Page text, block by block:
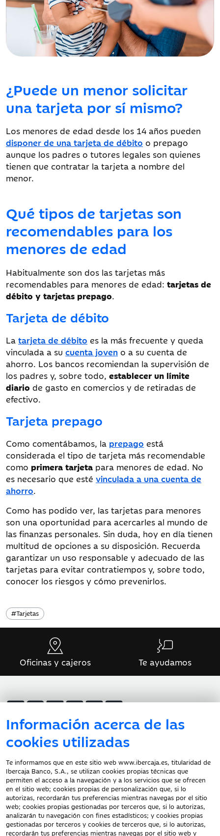
¿Puede un menor solicitar
una tarjeta por sí mismo?
Los menores de edad desde los 14 años pueden
disponer de una tarjeta de débito o prepago
aunque los padres o tutores legales son quienes
tienen que contratar la tarjeta a nombre del
menor.
Qué tipos de tarjetas son
recomendables para los
menores de edad
Habitualmente son dos las tarjetas más
recomendables para menores de edad: tarjetas de
débito y tarjetas prepago.
Tarjeta de débito
La tarjeta de débito es la más frecuente y queda
vinculada a su cuenta joven o a su cuenta de
ahorro. Los bancos recomiendan la supervisión de
los padres y, sobre todo, establecer un límite
diario de gasto en comercios y de retiradas de
efectivo.
Tarjeta prepago
Como comentábamos, la prepago está
considerada el tipo de tarjeta más recomendable
como primera tarjeta para menores de edad. No
es necesario que esté vinculada a una cuenta de
ahorro.
Como has podido ver, las tarjetas para menores
son una oportunidad para acercarles al mundo de
las finanzas personales. Sin duda, hoy en día tienen
multitud de opciones a su disposición. Recuerda
garantizar un uso responsable y adecuado de las
tarjetas para evitar contratiempos y, sobre todo,
conocer los riesgos y cómo prevenirlos.
Tarjetas
#
Información acerca de las
cookies utilizadas
Te informamos que en este sitio web www.ibercaja.es, titularidad de
Ibercaja Banco, S.A., se utilizan cookies propias técnicas que
permiten el acceso a la navegación y a los servicios que se ofrecen
en el sitio web; cookies propias de personalización que, si lo
autorizas, recordarán tus preferencias mientras navegas por el sitio
web; cookies propias gestionadas por terceros que, si lo autorizas,
analizarán tu navegación con fines estadísticos; y cookies propias
gestionadas por terceros y cookies de terceros que, si lo autorizas,
recordarán tus preferencias mientras navegas por el sitio web y
Oficinas y cajeros Te ayudamos
Atención al cliente
Documentación a clientes
Aviso Legal
Protección datos
personales
Tarifas y Cotizaciones